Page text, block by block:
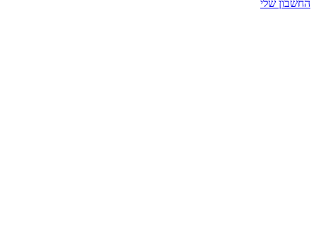
החשבון שלי